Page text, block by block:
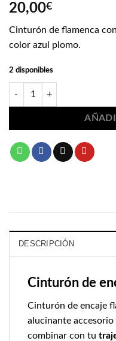
20,00€
Cinturón de flamenca
color azul plomo.
2 disponibles
Cinturón de encaje flamenco
DESCRIPCIÓN
Cinturón de
Cinturón de encaje
alucinante accesorio
combinar con tu